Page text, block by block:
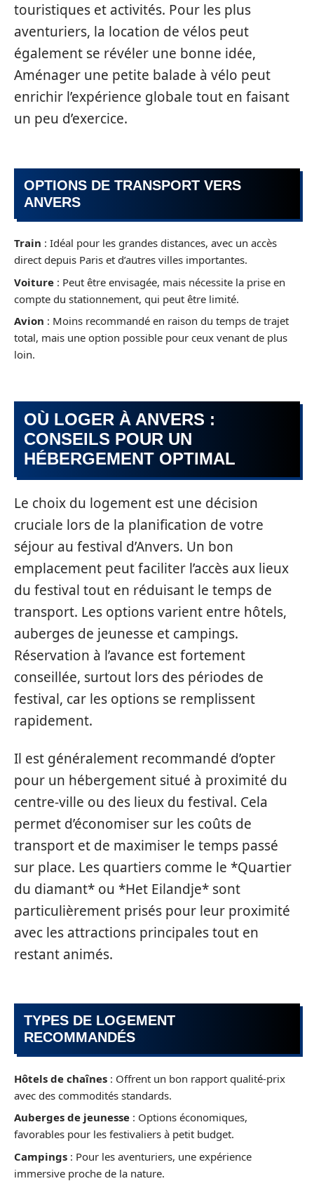
touristiques et activités. Pour les plus
aventuriers, la location de vélos peut
également se révéler une bonne idée,
Aménager une petite balade à vélo peut
enrichir l’expérience globale tout en faisant
un peu d’exercice.
OPTIONS DE TRANSPORT VERS
ANVERS
Train : Idéal pour les grandes distances, avec un accès
direct depuis Paris et d’autres villes importantes.
Voiture : Peut être envisagée, mais nécessite la prise en
compte du stationnement, qui peut être limité.
Avion : Moins recommandé en raison du temps de trajet
total, mais une option possible pour ceux venant de plus
loin.
OÙ LOGER À ANVERS :
CONSEILS POUR UN
HÉBERGEMENT OPTIMAL
Le choix du logement est une décision
cruciale lors de la planification de votre
séjour au festival d’Anvers. Un bon
emplacement peut faciliter l’accès aux lieux
du festival tout en réduisant le temps de
transport. Les options varient entre hôtels,
auberges de jeunesse et campings.
Réservation à l’avance est fortement
conseillée, surtout lors des périodes de
festival, car les options se remplissent
rapidement.
Il est généralement recommandé d’opter
pour un hébergement situé à proximité du
centre-ville ou des lieux du festival. Cela
permet d’économiser sur les coûts de
transport et de maximiser le temps passé
sur place. Les quartiers comme le *Quartier
du diamant* ou *Het Eilandje* sont
particulièrement prisés pour leur proximité
avec les attractions principales tout en
restant animés.
TYPES DE LOGEMENT
RECOMMANDÉS
Hôtels de chaînes : Offrent un bon rapport qualité-prix
avec des commodités standards.
Auberges de jeunesse : Options économiques,
favorables pour les festivaliers à petit budget.
Campings : Pour les aventuriers, une expérience
immersive proche de la nature.